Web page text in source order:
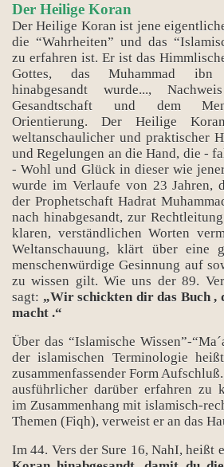
Der Heilige Koran
Der Heilige Koran ist jene
die “Wahrheiten” und das
zu erfahren ist. Er ist das
Gottes, das Muhammad ibn
hinabgesandt wurde...,
Gesandtschaft und dem
Orientierung. Der Heilige
weltanschaulicher und praktischer
und Regelungen an die Hand, die -
- Wohl und Glück in dieser wie
wurde im Verlaufe von 23 Jahren,
der Prophetschaft Hadrat
nach hinabgesandt, zur
klaren, verständlichen Worten
Weltanschauung, klärt über eine
menschenwürdige Gesinnung auf
zu wissen gilt. Wie uns der 89.
sagt: „Wir schickten dir das Buch ,
macht .“
Über das “Islamische Wissen”-
der islamischen Terminologie
zusammenfassender Form
ausführlicher darüber erfahren zu
im Zusammenhang mit islamisch-
Themen (Fiqh), verweist er an das
Im 44. Vers der Sure 16, NahI, heißt